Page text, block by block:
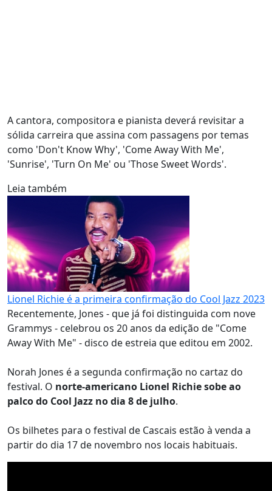
A cantora, compositora e pianista deverá revisitar a
sólida carreira que assina com passagens por temas
como 'Don't Know Why', 'Come Away With Me',
'Sunrise', 'Turn On Me' ou 'Those Sweet Words'.
Leia também
Lionel Richie é a primeira confirmação do Cool Jazz 2023
Recentemente, Jones - que já foi distinguida com nove
Grammys - celebrou os 20 anos da edição de "Come
Away With Me" - disco de estreia que editou em 2002.
Norah Jones é a segunda confirmação no cartaz do
festival. O norte-americano Lionel Richie sobe ao
palco do Cool Jazz no dia 8 de julho.
Os bilhetes para o festival de Cascais estão à venda a
partir do dia 17 de novembro nos locais habituais.